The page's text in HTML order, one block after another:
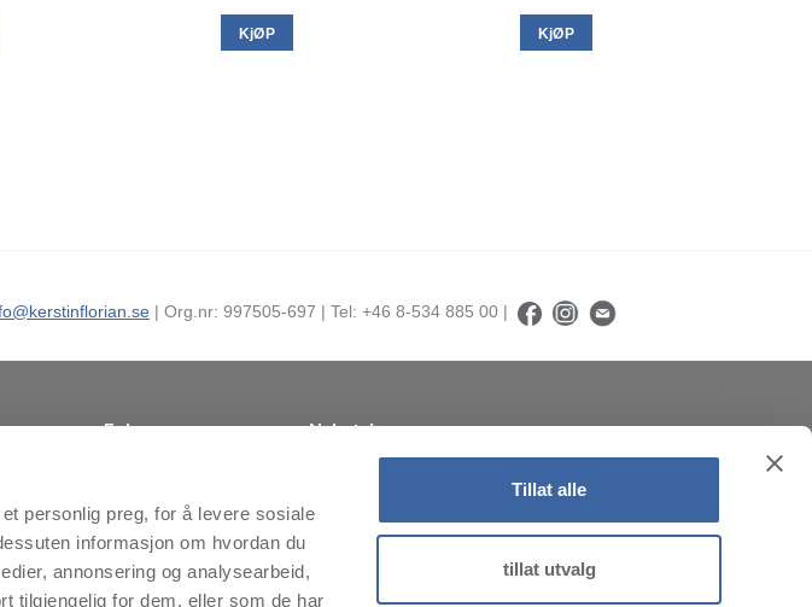
personlig preg, for å levere sosiale
informasjon om hvordan du
annonsering og analysearbeid,
tilgjengelig for dem, eller som de har
Tillat alle
tillat utvalg
KjØP KjØP
| Org.nr: 997505-697 | Tel: +46 8-534 885 00 |
Følg oss
LinkedIn
Youtube
MyNewsdesk
Nyhetsbrev
Abonner på nyhetsbrevet vårt!